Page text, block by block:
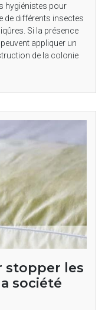
hygiénistes pour
de différents insectes
Si la présence
appliquer un
de la colonie
stopper les
société